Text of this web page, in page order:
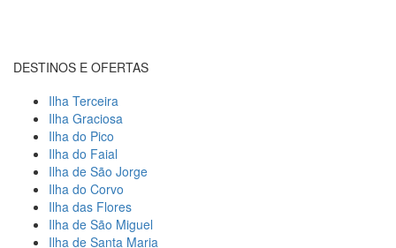
DESTINOS E OFERTAS
Ilha Terceira
Ilha Graciosa
Ilha do Pico
Ilha do Faial
Ilha de São Jorge
Ilha do Corvo
Ilha das Flores
Ilha de São Miguel
Ilha de Santa Maria